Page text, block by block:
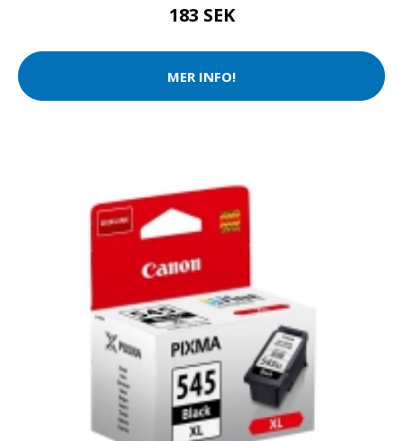
183 SEK
MER INFO!